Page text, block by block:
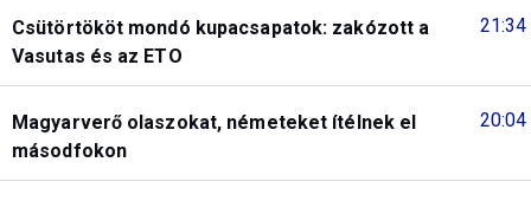
21:34
Csütörtököt mondó kupacsapatok: zakózott a
Vasutas és az ETO
20:04
Magyarverő olaszokat, németeket ítélnek el
másodfokon